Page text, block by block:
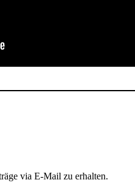
via E-Mail zu erhalten.